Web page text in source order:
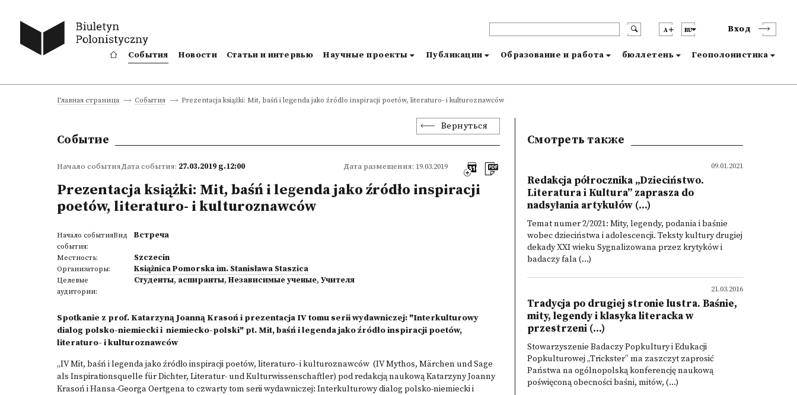
A RU Вход
События Новости Статьи и интервью Научные проекты Публикации Образование и работа бюллетень Геополонистика
Главная страница События Prezentacja książki: Mit, baśń i legenda jako źródło inspiracji poetów, literaturo- i kulturoznawców
Вернуться
Событие
Начало событияДата события: 27.03.2019 g.12:00 Дата размещения: 19.03.2019
Prezentacja książki: Mit, baśń i legenda jako źródło inspiracji
poetów, literaturo- i kulturoznawców
Начало событияВид
события:
Встреча
Местность: Szczecin
Организаторы: Książnica Pomorska im. Stanisława Staszica
Целевые
аудитории:
Студенты, аспиранты, Независимые ученые, Учителя
Spotkanie z prof. Katarzyną Joanną Krasoń i prezentacja IV tomu serii wydawniczej: "Interkulturowy
dialog polsko-niemiecki i niemiecko-polski" pt. Mit, baśń i legenda jako źródło inspiracji poetów,
literaturo- i kulturoznawców
„IV Mit, baśń i legenda jako źródło inspiracji poetów, literaturo- i kulturoznawców (IV Mythos, Märchen und Sage
als Inspirationsquelle für Dichter, Literatur- und Kulturwissenschaftler) pod redakcją naukową Katarzyny Joanny
Krasoń i Hansa-Georga Oertgena to czwarty tom serii wydawniczej: Interkulturowy dialog polsko-niemiecki i
Смотреть также
09.01.2021
Redakcja półrocznika „Dzieciństwo.
Literatura i Kultura” zaprasza do
nadsyłania artykułów (...)
Temat numer 2/2021: Mity, legendy, podania i baśnie
wobec dzieciństwa i adolescencji. Teksty kultury drugiej
dekady XXI wieku Sygnalizowana przez krytyków i
badaczy fala (...)
21.03.2016
Tradycja po drugiej stronie lustra. Baśnie,
mity, legendy i klasyka literacka w
przestrzeni (...)
Stowarzyszenie Badaczy Popkultury i Edukacji
Popkulturowej „Trickster” ma zaszczyt zaprosić
Państwa na ogólnopolską konferencję naukową
poświęconą obecności baśni, mitów, (...)